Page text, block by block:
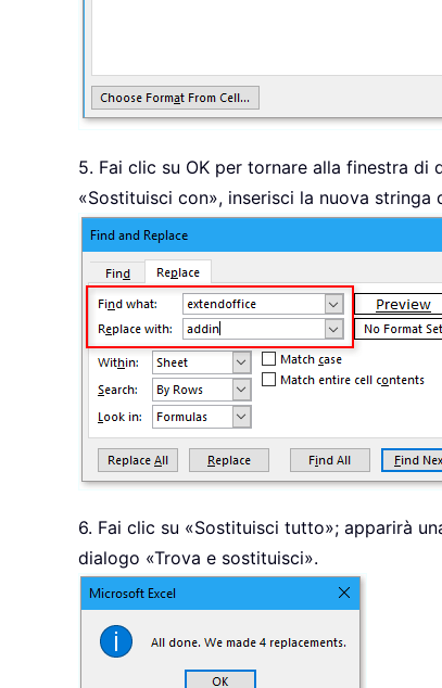
5. Fai clic su OK per tornare alla finestra di
«Sostituisci con», inserisci la nuova stringa
6. Fai clic su «Sostituisci tutto»; apparirà
dialogo «Trova e sostituisci».